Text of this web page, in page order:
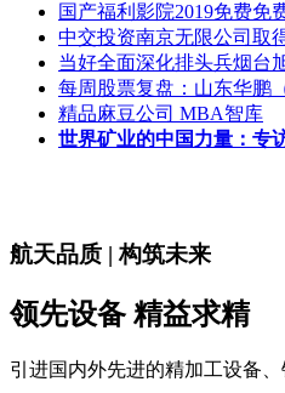
国产福利影院2019免费免
中交投资南京无限公司取
当好全面深化排头兵烟台
每周股票复盘：山东华鹏
精品麻豆公司 MBA智库
世界矿业的中国力量：专
航天品质 | 构筑未来
领先设备 精益求精
引进国内外先进的精加工设备